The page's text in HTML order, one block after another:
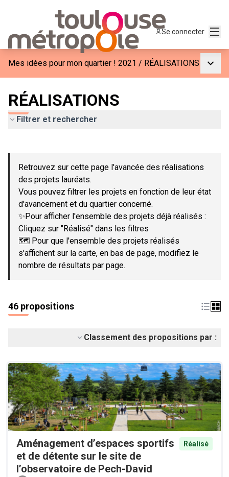
Se connecter
Mes idées pour mon quartier ! 2021 / RÉALISATIONS
RÉALISATIONS
Filtrer et rechercher
−
Retrouvez sur cette page l'avancée des réalisations
des projets lauréats.
Vous pouvez filtrer les projets en fonction de leur état
d'avancement et du quartier concerné.
✨Pour afficher l'ensemble des projets déjà réalisés :
Cliquez sur "Réalisé" dans les filtres
🗺️ Pour que l'ensemble des projets réalisés
s'affichent sur la carte, en bas de page, modifiez le
nombre de résultats par page.
46 propositions
Classement des propositions par :
Aménagement d’espaces sportifs
et de détente sur le site de
l’observatoire de Pech-David
Réalisé